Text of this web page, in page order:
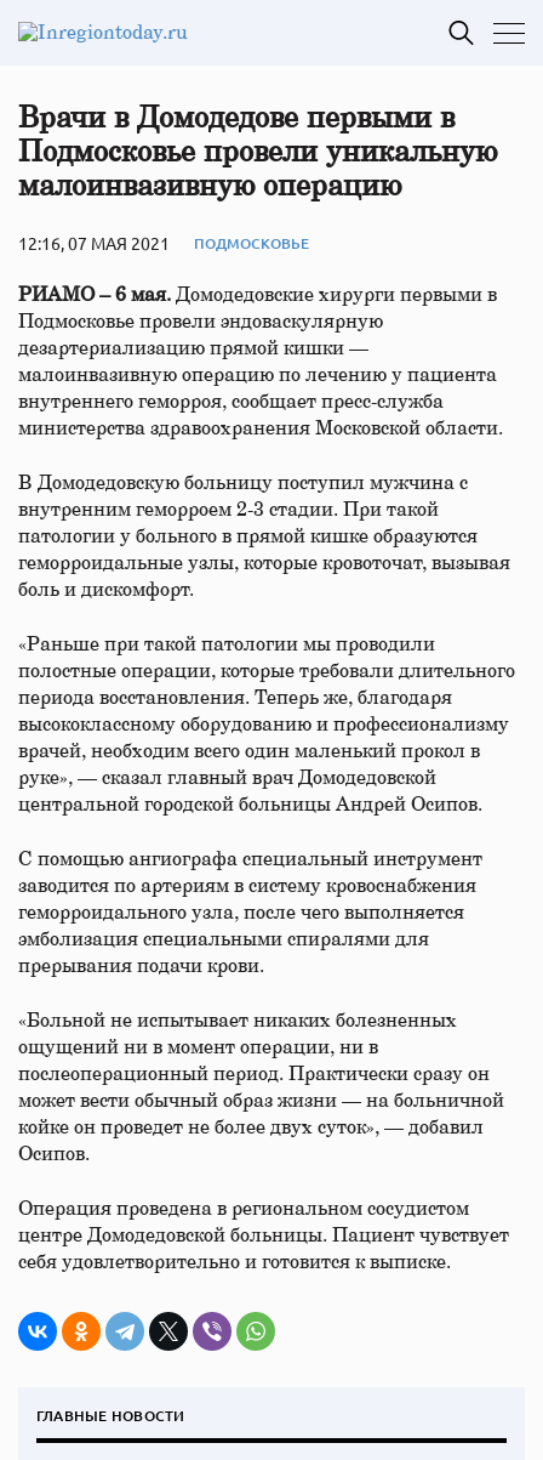
Врачи в Домодедове первыми в
Подмосковье провели уникальную
малоинвазивную операцию
12:16, 07 МАЯ 2021 ПОДМОСКОВЬЕ
РИАМО – 6 мая. Домодедовские хирурги первыми в
Подмосковье провели эндоваскулярную
дезартериализацию прямой кишки —
малоинвазивную операцию по лечению у пациента
внутреннего геморроя, сообщает пресс-служба
министерства здравоохранения Московской области.
В Домодедовскую больницу поступил мужчина с
внутренним геморроем 2-3 стадии. При такой
патологии у больного в прямой кишке образуются
геморроидальные узлы, которые кровоточат, вызывая
боль и дискомфорт.
«Раньше при такой патологии мы проводили
полостные операции, которые требовали длительного
периода восстановления. Теперь же, благодаря
высококлассному оборудованию и профессионализму
врачей, необходим всего один маленький прокол в
руке», — сказал главный врач Домодедовской
центральной городской больницы Андрей Осипов.
С помощью ангиографа специальный инструмент
заводится по артериям в систему кровоснабжения
геморроидального узла, после чего выполняется
эмболизация специальными спиралями для
прерывания подачи крови.
«Больной не испытывает никаких болезненных
ощущений ни в момент операции, ни в
послеоперационный период. Практически сразу он
может вести обычный образ жизни — на больничной
койке он проведет не более двух суток», — добавил
Осипов.
Операция проведена в региональном сосудистом
центре Домодедовской больницы. Пациент чувствует
себя удовлетворительно и готовится к выписке.
ГЛАВНЫЕ НОВОСТИ